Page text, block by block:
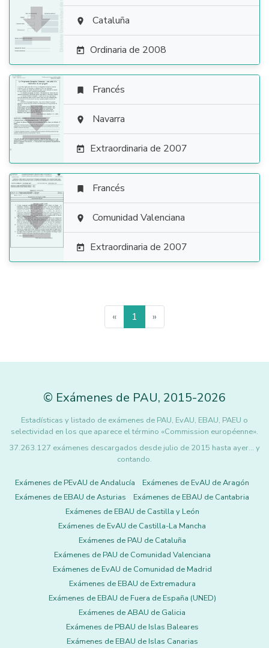
  Cataluña
 Ordinaria de 2008

 Francés
 Navarra
 Extraordinaria de 2007

 Francés
 Comunidad Valenciana
 Extraordinaria de 2007
« 1 »
© Exámenes de PAU, 2015-2026
Estadísticas y listado de exámenes de PAU, EvAU, EBAU, PAEU o
selectividad en los que aparece el término «Commission européenne».
37.263.127 exámenes descargados desde julio de 2015 hasta ayer... y
contando.
Exámenes de PEvAU de Andalucía
Exámenes de EvAU de Aragón
Exámenes de EBAU de Asturias
Exámenes de EBAU de Cantabria
Exámenes de EBAU de Castilla y León
Exámenes de EvAU de Castilla-La Mancha
Exámenes de PAU de Cataluña
Exámenes de PAU de Comunidad Valenciana
Exámenes de EvAU de Comunidad de Madrid
Exámenes de EBAU de Extremadura
Exámenes de EBAU de Fuera de España (UNED)
Exámenes de ABAU de Galicia
Exámenes de PBAU de Islas Baleares
Exámenes de EBAU de Islas Canarias